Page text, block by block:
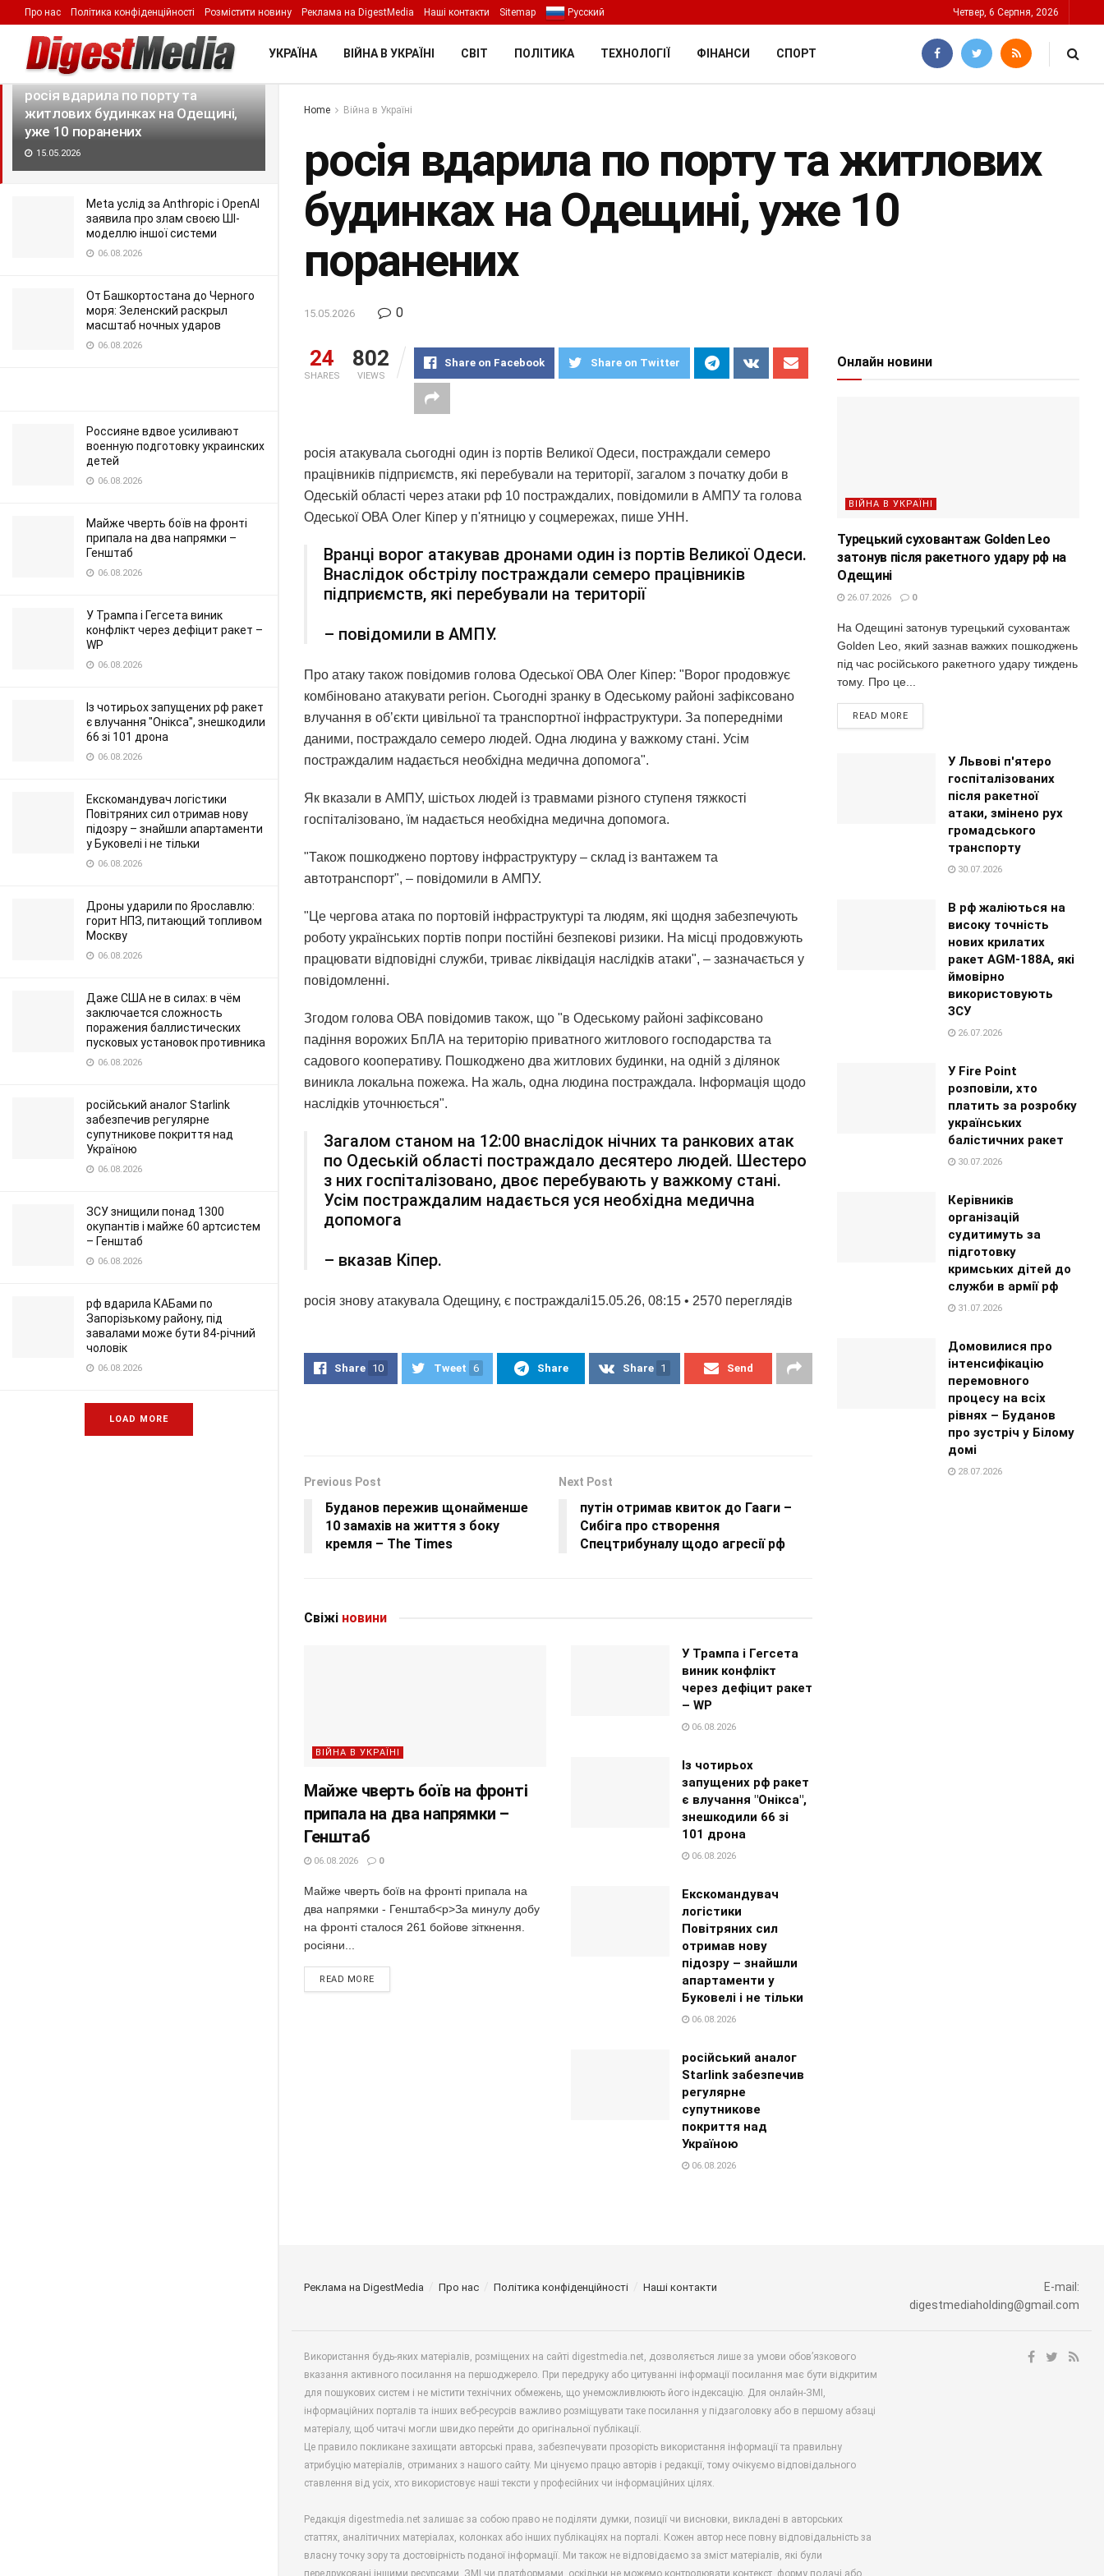
LATEST TRENDING Filter
росія вдарила по порту та
житлових будинках на Одещині,
уже 10 поранених
15.05.2026
Meta услід за Anthropic і OpenAI
заявила про злам своєю ШІ-
моделлю іншої системи
06.08.2026
От Башкортостана до Черного
моря: Зеленский раскрыл
масштаб ночных ударов
06.08.2026
Россияне вдвое усиливают
военную подготовку украинских
детей
06.08.2026
Майже чверть боїв на фронті
припала на два напрямки –
Генштаб
06.08.2026
У Трампа і Гегсета виник
конфлікт через дефіцит ракет –
WP
06.08.2026
Із чотирьох запущених рф ракет
є влучання "Онікса", знешкодили
66 зі 101 дрона
06.08.2026
Екскомандувач логістики
Повітряних сил отримав нову
підозру – знайшли апартаменти
у Буковелі і не тільки
06.08.2026
Дроны ударили по Ярославлю:
горит НПЗ, питающий топливом
Москву
06.08.2026
Даже США не в силах: в чём
заключается сложность
поражения баллистических
пусковых установок противника
06.08.2026
російський аналог Starlink
забезпечив регулярне
супутникове покриття над
Україною
06.08.2026
ЗСУ знищили понад 1300
окупантів і майже 60 артсистем
– Генштаб
06.08.2026
рф вдарила КАБами по
Запорізькому району, під
завалами може бути 84-річний
чоловік
06.08.2026
LOAD MORE
Про нас Політика конфіденційності Розмістити новину Реклама на DigestMedia Наші контакти Sitemap Русский Четвер, 6 Серпня, 2026
УКРАЇНА ВІЙНА В УКРАЇНІ СВІТ ПОЛІТИКА ТЕХНОЛОГІЇ ФІНАНСИ СПОРТ
Home Війна в Україні
росія вдарила по порту та житлових
будинках на Одещині, уже 10
поранених
15.05.2026 0
24
SHARES
802
VIEWS
Share on Facebook Share on Twitter
росія атакувала сьогодні один із портів Великої Одеси, постраждали семеро
працівників підприємств, які перебували на території, загалом з початку доби в
Одеській області через атаки рф 10 постраждалих, повідомили в АМПУ та голова
Одеської ОВА Олег Кіпер у п'ятницю у соцмережах, пише УНН.
Вранці ворог атакував дронами один із портів Великої Одеси.
Внаслідок обстрілу постраждали семеро працівників
підприємств, які перебували на території
– повідомили в АМПУ.
Про атаку також повідомив голова Одеської ОВА Олег Кіпер: "Ворог продовжує
комбіновано атакувати регіон. Сьогодні зранку в Одеському районі зафіксовано
влучання в обʼєкти цивільної та транспортної інфраструктури. За попередніми
даними, постраждало семеро людей. Одна людина у важкому стані. Усім
постраждалим надається необхідна медична допомога".
Як вказали в АМПУ, шістьох людей із травмами різного ступеня тяжкості
госпіталізовано, їм надається необхідна медична допомога.
"Також пошкоджено портову інфраструктуру – склад із вантажем та
автотранспорт", – повідомили в АМПУ.
"Це чергова атака по портовій інфраструктурі та людям, які щодня забезпечують
роботу українських портів попри постійні безпекові ризики. На місці продовжують
працювати відповідні служби, триває ліквідація наслідків атаки", – зазначається у
повідомленні.
Згодом голова ОВА повідомив також, що "в Одеському районі зафіксовано
падіння ворожих БпЛА на територію приватного житлового господарства та
садового кооперативу. Пошкоджено два житлових будинки, на одній з ділянок
виникла локальна пожежа. На жаль, одна людина постраждала. Інформація щодо
наслідків уточнюється".
Загалом станом на 12:00 внаслідок нічних та ранкових атак
по Одеській області постраждало десятеро людей. Шестеро
з них госпіталізовано, двоє перебувають у важкому стані.
Усім постраждалим надається уся необхідна медична
допомога
– вказав Кіпер.
росія знову атакувала Одещину, є постраждалі15.05.26, 08:15 • 2570 переглядiв
Share 10 Tweet 6 Share Share 1 Send
Previous Post
Буданов пережив щонайменше
10 замахів на життя з боку
кремля – The Times
Next Post
путін отримав квиток до Гааги –
Сибіга про створення
Спецтрибуналу щодо агресії рф
Свіжі новини
ВІЙНА В УКРАЇНІ
Майже чверть боїв на фронті
припала на два напрямки –
Генштаб
06.08.2026 0
Майже чверть боїв на фронті припала на
два напрямки - Генштаб<p>За минулу добу
на фронті сталося 261 бойове зіткнення.
росіяни...
READ MORE
У Трампа і Гегсета
виник конфлікт
через дефіцит ракет
– WP
06.08.2026
Із чотирьох
запущених рф ракет
є влучання "Онікса",
знешкодили 66 зі
101 дрона
06.08.2026
Екскомандувач
логістики
Повітряних сил
отримав нову
підозру – знайшли
апартаменти у
Буковелі і не тільки
06.08.2026
російський аналог
Starlink забезпечив
регулярне
супутникове
покриття над
Україною
06.08.2026
Онлайн новини
ВІЙНА В УКРАЇНІ
Турецький суховантаж Golden Leo
затонув після ракетного удару рф на
Одещині
26.07.2026 0
На Одещині затонув турецький суховантаж
Golden Leo, який зазнав важких пошкоджень
під час російського ракетного удару тиждень
тому. Про це...
READ MORE
У Львові п'ятеро
госпіталізованих
після ракетної
атаки, змінено рух
громадського
транспорту
30.07.2026
В рф жаліються на
високу точність
нових крилатих
ракет AGM-188A, які
ймовірно
використовують
ЗСУ
26.07.2026
У Fire Point
розповіли, хто
платить за розробку
українських
балістичних ракет
30.07.2026
Керівників
організацій
судитимуть за
підготовку
кримських дітей до
служби в армії рф
31.07.2026
Домовилися про
інтенсифікацію
перемовного
процесу на всіх
рівнях – Буданов
про зустріч у Білому
домі
28.07.2026
Реклама на DigestMedia Про нас Політика конфіденційності Наші контакти
E-mail:
digestmediaholding@gmail.com
Використання будь-яких матеріалів, розміщених на сайті digestmedia.net, дозволяється лише за умови обов’язкового
вказання активного посилання на першоджерело. При передруку або цитуванні інформації посилання має бути відкритим
для пошукових систем і не містити технічних обмежень, що унеможливлюють його індексацію. Для онлайн-ЗМІ,
інформаційних порталів та інших веб-ресурсів важливо розміщувати таке посилання у підзаголовку або в першому абзаці
матеріалу, щоб читачі могли швидко перейти до оригінальної публікації.
Це правило покликане захищати авторські права, забезпечувати прозорість використання інформації та правильну
атрибуцію матеріалів, отриманих з нашого сайту. Ми цінуємо працю авторів і редакції, тому очікуємо відповідального
ставлення від усіх, хто використовує наші тексти у професійних чи інформаційних цілях.
Редакція digestmedia.net залишає за собою право не поділяти думки, позиції чи висновки, викладені в авторських
статтях, аналітичних матеріалах, колонках або інших публікаціях на порталі. Кожен автор несе повну відповідальність за
власну точку зору та достовірність поданої інформації. Ми також не відповідаємо за зміст матеріалів, які були